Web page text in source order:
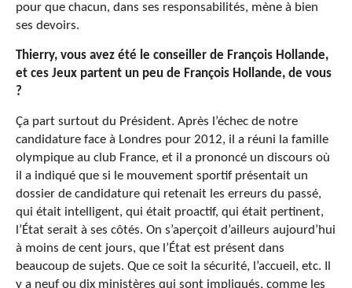
pour que chacun, dans ses responsabilités, mène à bien
ses devoirs.
Thierry, vous avez été le conseiller de François Hollande,
et ces Jeux partent un peu de François Hollande, de vous
?
Ça part surtout du Président. Après l’échec de notre
candidature face à Londres pour 2012, il a réuni la famille
olympique au club France, et il a prononcé un discours où
il a indiqué que si le mouvement sportif présentait un
dossier de candidature qui retenait les erreurs du passé,
qui était intelligent, qui était proactif, qui était pertinent,
l’État serait à ses côtés. On s’aperçoit d’ailleurs aujourd’hui
à moins de cent jours, que l’État est présent dans
beaucoup de sujets. Que ce soit la sécurité, l’accueil, etc. Il
y a neuf ou dix ministères qui sont impliqués, comme les